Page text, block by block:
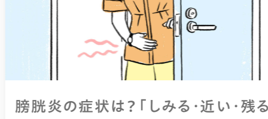
膀胱炎の症状は？「しみる・近い・残る」